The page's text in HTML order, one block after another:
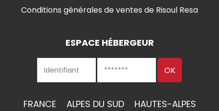
Conditions générales de ventes de Risoul Resa
ESPACE HÉBERGEUR
FRANCE ALPES DU SUD HAUTES-ALPES